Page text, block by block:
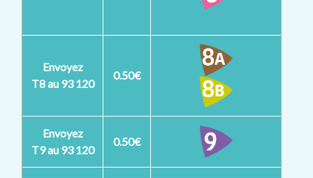
Envoyez
T8 au 93 120
0.50€
Envoyez
T9 au 93 120
0.50€